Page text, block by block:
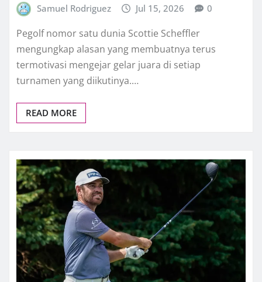
Samuel Rodriguez Jul 15, 2026 0
Pegolf nomor satu dunia Scottie Scheffler
mengungkap alasan yang membuatnya terus
termotivasi mengejar gelar juara di setiap
turnamen yang diikutinya.…
READ MORE